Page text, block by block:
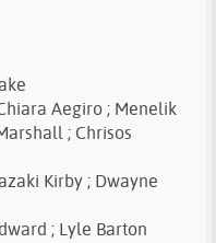
Aegiro ; Menelik
; Chrisos
Kirby ; Dwayne
; Lyle Barton